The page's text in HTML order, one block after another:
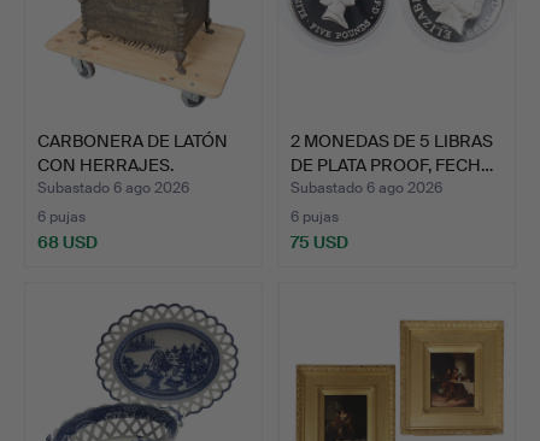
CARBONERA DE LATÓN
CON HERRAJES.
Subastado 6 ago 2026
6 pujas
68 USD
2 MONEDAS DE 5 LIBRAS
DE PLATA PROOF, FECH…
Subastado 6 ago 2026
6 pujas
75 USD